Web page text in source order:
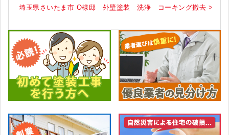
埼玉県さいたま市 O様邸 外壁塗装 洗浄 コーキング撤去 >